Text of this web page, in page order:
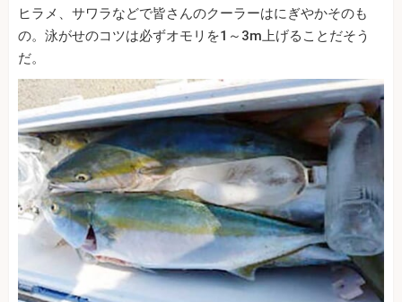
ヒラメ、サワラなどで皆さんのクーラーはにぎやかそのも
の。泳がせのコツは必ずオモリを1～3m上げることだそう
だ。